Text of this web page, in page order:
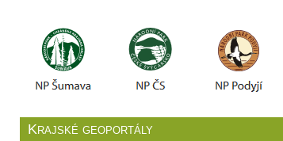
Krajské geoportály